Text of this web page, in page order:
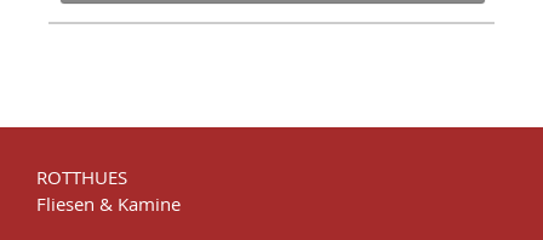
ROTTHUES
Fliesen & Kamine